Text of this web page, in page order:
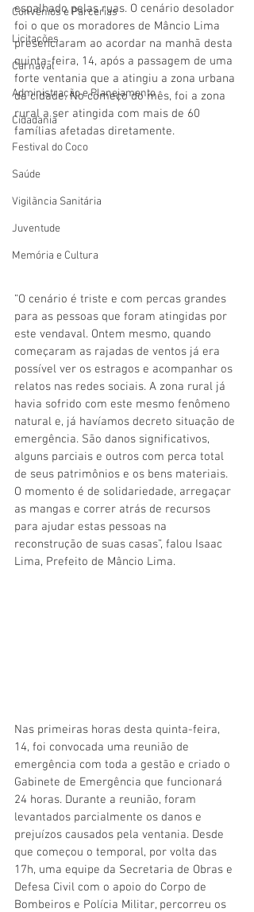
Convênios e Parcerias
Licitações
Carnaval
Administração e Planejamento
Cidadania
Festival do Coco
Saúde
Vigilãncia Sanitária
Juventude
Memória e Cultura
espalhado pelas ruas. O cenário desolador
foi o que os moradores de Mâncio Lima
presenciaram ao acordar na manhã desta
quinta-feira, 14, após a passagem de uma
forte ventania que a atingiu a zona urbana
da cidade. No começo do mês, foi a zona
rural a ser atingida com mais de 60
famílias afetadas diretamente.
“O cenário é triste e com percas grandes
para as pessoas que foram atingidas por
este vendaval. Ontem mesmo, quando
começaram as rajadas de ventos já era
possível ver os estragos e acompanhar os
relatos nas redes sociais. A zona rural já
havia sofrido com este mesmo fenômeno
natural e, já havíamos decreto situação de
emergência. São danos significativos,
alguns parciais e outros com perca total
de seus patrimônios e os bens materiais.
O momento é de solidariedade, arregaçar
as mangas e correr atrás de recursos
para ajudar estas pessoas na
reconstrução de suas casas”, falou Isaac
Lima, Prefeito de Mâncio Lima.
Nas primeiras horas desta quinta-feira,
14, foi convocada uma reunião de
emergência com toda a gestão e criado o
Gabinete de Emergência que funcionará
24 horas. Durante a reunião, foram
levantados parcialmente os danos e
prejuízos causados pela ventania. Desde
que começou o temporal, por volta das
17h, uma equipe da Secretaria de Obras e
Defesa Civil com o apoio do Corpo de
Bombeiros e Polícia Militar, percorreu os